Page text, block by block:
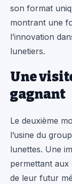
son format
montrant une
l’innovation
lunetiers.
Une
gagnant
Le deuxième
l’usine du
lunettes. Une
permettant aux
de leur futur